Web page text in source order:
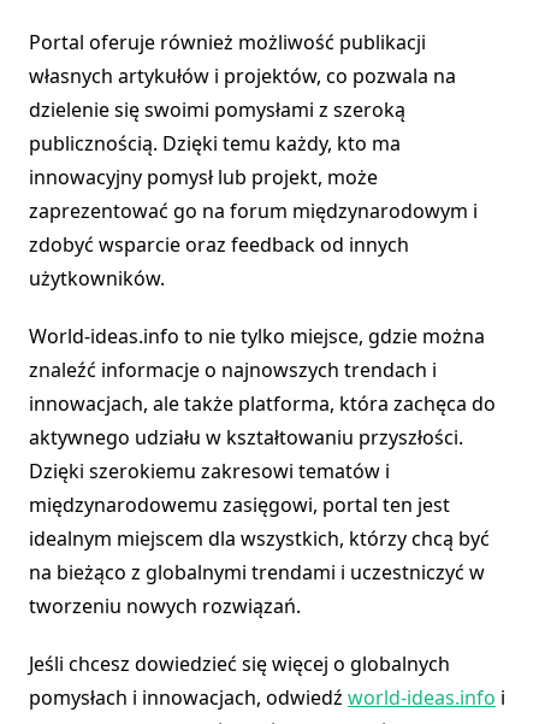
Portal oferuje również możliwość publikacji
własnych artykułów i projektów, co pozwala na
dzielenie się swoimi pomysłami z szeroką
publicznością. Dzięki temu każdy, kto ma
innowacyjny pomysł lub projekt, może
zaprezentować go na forum międzynarodowym i
zdobyć wsparcie oraz feedback od innych
użytkowników.
World-ideas.info to nie tylko miejsce, gdzie można
znaleźć informacje o najnowszych trendach i
innowacjach, ale także platforma, która zachęca do
aktywnego udziału w kształtowaniu przyszłości.
Dzięki szerokiemu zakresowi tematów i
międzynarodowemu zasięgowi, portal ten jest
idealnym miejscem dla wszystkich, którzy chcą być
na bieżąco z globalnymi trendami i uczestniczyć w
tworzeniu nowych rozwiązań.
Jeśli chcesz dowiedzieć się więcej o globalnych
pomysłach i innowacjach, odwiedź world-ideas.info i